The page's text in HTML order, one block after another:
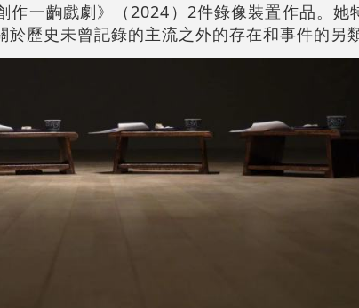
作一齣戲劇》（2024）2件錄像裝置作品。她
歷史未曾記錄的主流之外的存在和事件的另